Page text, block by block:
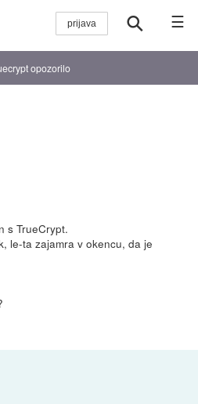
☰
opozorilo
s TrueCrypt.
le-ta zajamra v okencu, da je